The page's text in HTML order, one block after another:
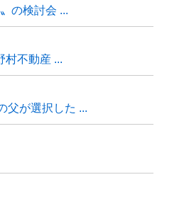
の検討会 ...
村不動産 ...
父が選択した ...